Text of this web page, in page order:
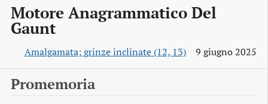
Motore Anagrammatico Del
Gaunt
Amalgamata; grinze inclinate (12, 13) 9 giugno 2025
Promemoria